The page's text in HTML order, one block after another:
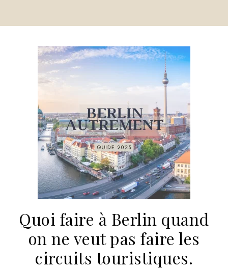
Quoi faire à Berlin quand
on ne veut pas faire les
circuits touristiques.